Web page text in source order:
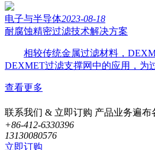
电子与半导体2023-08-18
耐腐蚀精密过滤技术解决方案
相较传统金属过滤材料，
DEXMET过滤支撑网中的应用，为
查看更多
联系我们 & 立即订购 产品业务遍布
+86-412-6330396
13130080576
立即订购